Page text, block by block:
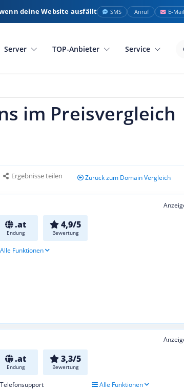
deine Website ausfällt SMS Anruf E-Mail
Server TOP-Anbieter Service
im Preisvergleich
Ergebnisse teilen Zurück zum Domain Vergleich
.at
Endung
4,9/5
Bewertung
Alle Funktionen
.at
Endung
3,3/5
Bewertung
Telefonsupport Alle Funktionen